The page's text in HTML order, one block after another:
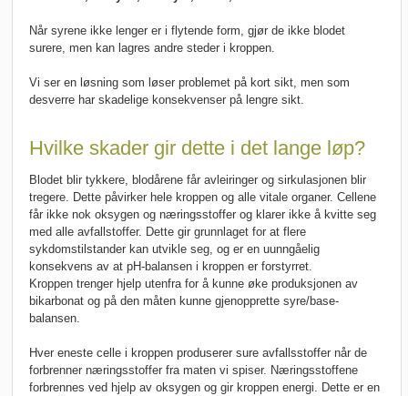
Når syrene ikke lenger er i flytende form, gjør de ikke blodet
surere, men kan lagres andre steder i kroppen.
Vi ser en løsning som løser problemet på kort sikt, men som
desverre har skadelige konsekvenser på lengre sikt.
Hvilke skader gir dette i det lange løp?
Blodet blir tykkere, blodårene får avleiringer og sirkulasjonen blir
tregere. Dette påvirker hele kroppen og alle vitale organer. Cellene
får ikke nok oksygen og næringsstoffer og klarer ikke å kvitte seg
med alle avfallstoffer. Dette gir grunnlaget for at flere
sykdomstilstander kan utvikle seg, og er en uunngåelig
konsekvens av at pH-balansen i kroppen er forstyrret.
Kroppen trenger hjelp utenfra for å kunne øke produksjonen av
bikarbonat og på den måten kunne gjenopprette syre/base-
balansen.
Hver eneste celle i kroppen produserer sure avfallsstoffer når de
forbrenner næringsstoffer fra maten vi spiser. Næringsstoffene
forbrennes ved hjelp av oksygen og gir kroppen energi. Dette er en